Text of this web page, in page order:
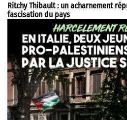
Ritchy Thibault : un acharnement
fascisation du pays